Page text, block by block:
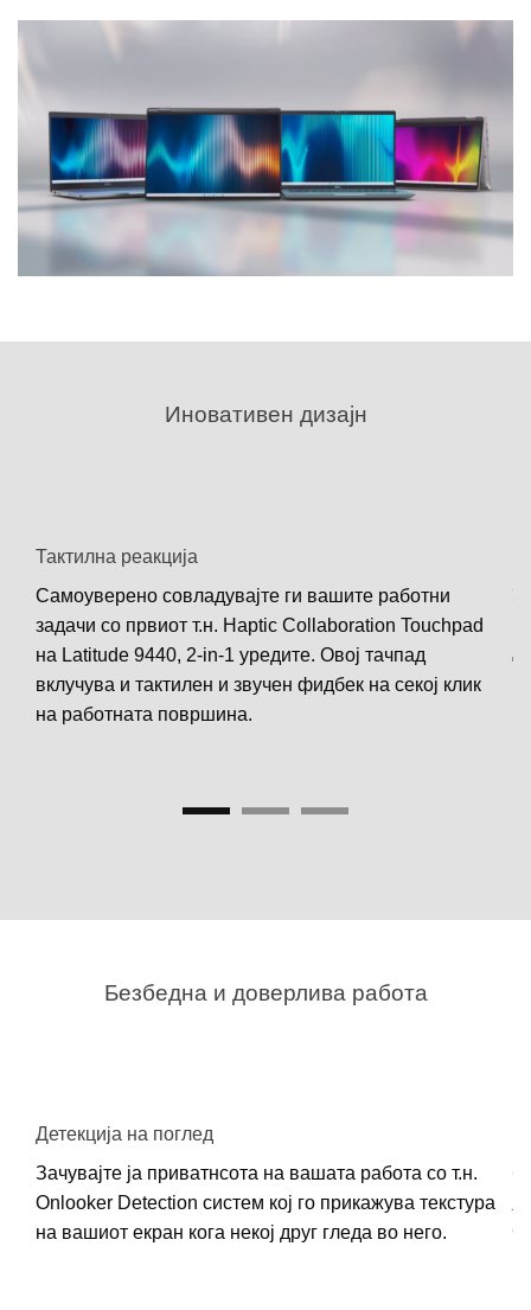
Иновативен дизајн
Тактилна реакција
Самоуверено совладувајте ги вашите работни
задачи со првиот т.н. Haptic Collaboration Touchpad
на Latitude 9440, 2-in-1 уредите. Овој тачпад
вклучува и тактилен и звучен фидбек на секој клик
на работната површина.
Безбедна и доверлива работа
Детекција на поглед
Зачувајте ја приватнсота на вашата работа со т.н.
Onlooker Detection систем кој го прикажува текстура
на вашиот екран кога некој друг гледа во него.